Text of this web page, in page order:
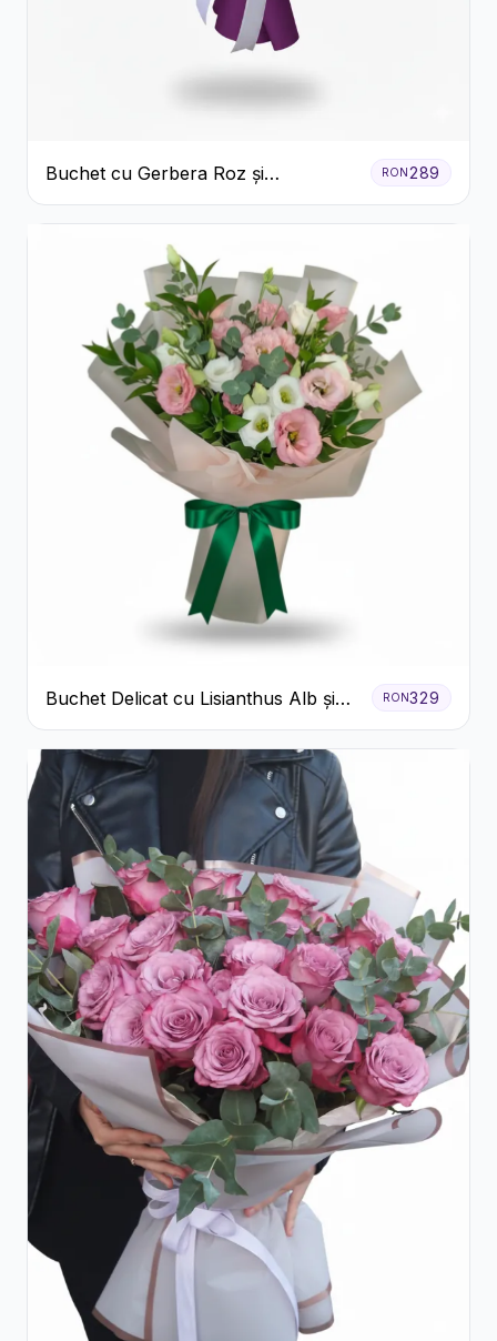
Buchet cu Gerbera Roz și
Crizanteme Verzi
RON 289
Buchet Delicat cu Lisianthus Alb și
Roz
RON329